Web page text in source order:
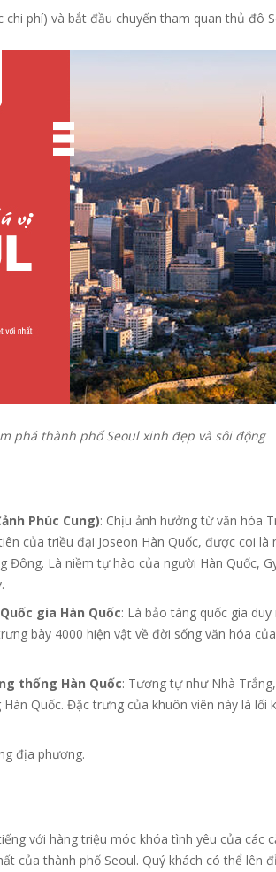
chi phí) và bắt đầu chuyến tham quan thủ đô
phá thành phố Seoul xinh đẹp và sôi động
Phúc Cung): Chịu ảnh hưởng từ văn hóa
của triều đại Joseon Hàn Quốc, được coi
Đông. Là niềm tự hào của người Hàn Quốc,
gia Hàn Quốc: Là bảo tàng quốc gia
bày 4000 hiện vật về đời sống văn hóa
thống Hàn Quốc: Tương tự như Nhà
Quốc. Đặc trưng của khuôn viên này là
địa phương.
với hàng triệu móc khóa tình yêu của các
của thành phố Seoul. Quý khách có thể lên